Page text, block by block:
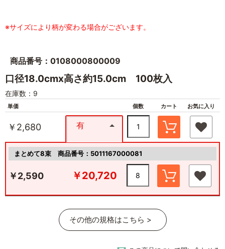
※サイズにより柄が変わる場合がございます。
商品番号：0108000800009
口径18.0cmx高さ約15.0cm 100枚入
在庫数：9
単価 個数 カート お気に入り
￥2,680 有
まとめて8束 商品番号：5011167000081
￥2,590 ￥20,720
その他の規格はこちら >